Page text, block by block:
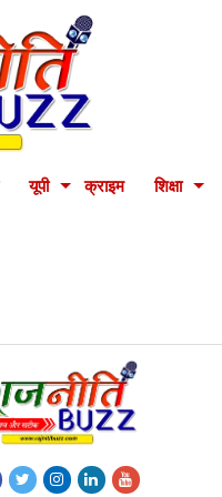
यूपी क्राइम शिक्षा